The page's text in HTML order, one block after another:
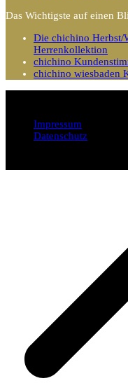
Das Wichtigste auf einen
Die chichino
Herrenkollektion
chichino
chichino wiesbaden
Impressum
Datenschutz